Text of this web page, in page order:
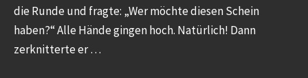
die Runde und fragte: „Wer möchte diesen Schein
haben?“ Alle Hände gingen hoch. Natürlich! Dann
zerknitterte er …